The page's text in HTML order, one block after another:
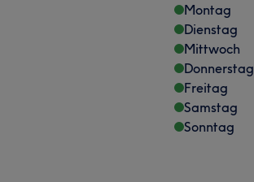
Montag
Dienstag
Mittwoch
Donnerstag
Freitag
Samstag
Sonntag